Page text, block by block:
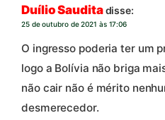
Duílio Sauditadisse:
25 de outubro de 2021 às 17:06
O ingresso poderia ter um
logo a Bolívia não briga
não cair não é mérito
desmerecedor.